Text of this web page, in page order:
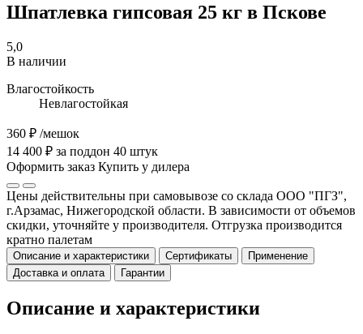
Шпатлевка гипсовая 25 кг в Пскове
5,0
В наличии
Влагостойкость
Невлагостойкая
360 ₽ /мешок
14 400 ₽ за поддон 40 штук
Оформить заказ Купить у дилера
Цены действительны при самовывозе со склада ООО "ПГЗ",
г.Арзамас, Нижегородской области. В зависимости от объемов
скидки, уточняйте у производителя. Отгрузка производится
кратно палетам
Описание и характеристики Сертификаты
Применение
Доставка и оплата
Гарантии
Описание и характеристики